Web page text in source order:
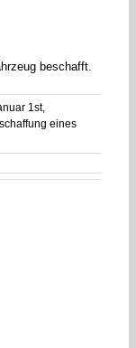
beschafft.
1st,
eines